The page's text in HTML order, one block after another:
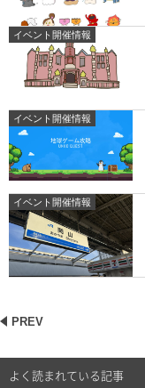
イベント開催情報
イベント開催情報
イベント開催情報
PREV
よく読まれている記事